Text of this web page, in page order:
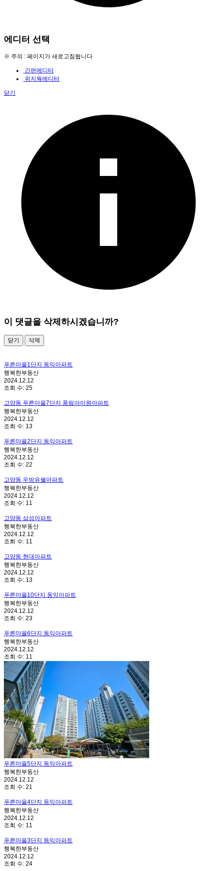
에디터 선택
※ 주의 : 페이지가 새로고침됩니다
간편에디터
위지웍에디터
닫기
이 댓글을 삭제하시겠습니까?
닫기 삭제
푸른마을1단지 동익아파트
행복한부동산
2024.12.12
조회 수: 25
고양동 푸른마을7단지 풍림아이원아파트
행복한부동산
2024.12.12
조회 수: 13
푸른마을2단지 동익아파트
행복한부동산
2024.12.12
조회 수: 22
고양동 우방유쉘아파트
행복한부동산
2024.12.12
조회 수: 11
고양동 삼성아파트
행복한부동산
2024.12.12
조회 수: 11
고양동 현대아파트
행복한부동산
2024.12.12
조회 수: 13
푸른마을10단지 동익아파트
행복한부동산
2024.12.12
조회 수: 23
푸른마을6단지 동익아파트
행복한부동산
2024.12.12
조회 수: 11
푸른마을5단지 동익아파트
행복한부동산
2024.12.12
조회 수: 21
푸른마을4단지 동익아파트
행복한부동산
2024.12.12
조회 수: 11
푸른마을3단지 동익아파트
행복한부동산
2024.12.12
조회 수: 24